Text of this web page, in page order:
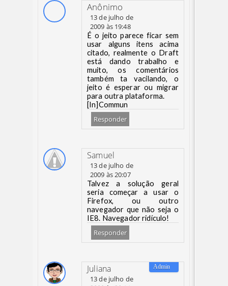
Anônimo
13 de julho de
2009 às 19:48
É o jeito parece ficar sem
usar alguns itens acima
citado, realmente o Draft
está dando trabalho e
muito, os comentários
também ta vacilando, o
jeito é esperar ou migrar
para outra plataforma.
[In]Commun
Responder
Samuel
13 de julho de
2009 às 20:07
Talvez a solução geral
seria começar a usar o
Firefox, ou outro
navegador que não seja o
IE8. Navegador ridículo!
Responder
Juliana
13 de julho de